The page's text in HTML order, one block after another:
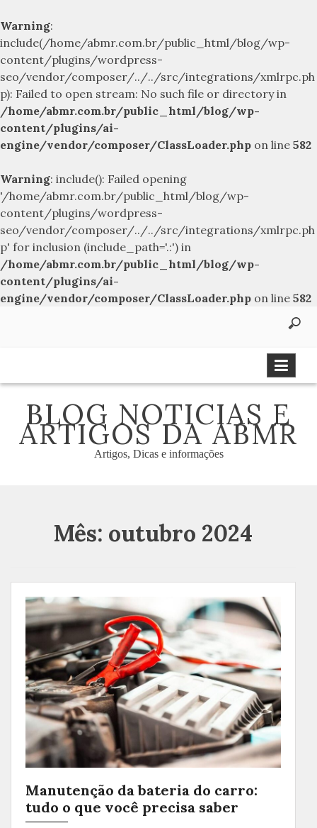
Warning:
include(/home/abmr.com.br/public_html/blog/wp-
content/plugins/wordpress-
seo/vendor/composer/../../src/integrations/xmlrpc.ph
p): Failed to open stream: No such file or directory in
/home/abmr.com.br/public_html/blog/wp-
content/plugins/ai-
engine/vendor/composer/ClassLoader.php on line 582
Warning: include(): Failed opening
'/home/abmr.com.br/public_html/blog/wp-
content/plugins/wordpress-
seo/vendor/composer/../../src/integrations/xmlrpc.ph
p' for inclusion (include_path='.:') in
/home/abmr.com.br/public_html/blog/wp-
content/plugins/ai-
engine/vendor/composer/ClassLoader.php on line 582
BLOG NOTICIAS E
ARTIGOS DA ABMR
Artigos, Dicas e informações
Mês: outubro 2024
Manutenção da bateria do carro:
tudo o que você precisa saber